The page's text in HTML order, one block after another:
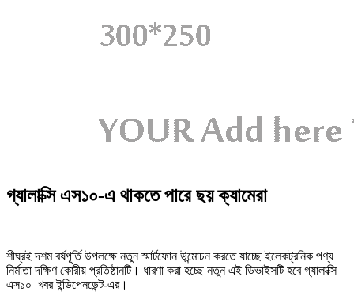
গ্যালাক্সি এস১০-এ থাকতে পারে ছয় ক্যামেরা
শীঘ্রই দশম বর্ষপূর্তি উপলক্ষে নতুন স্মার্টফোন উন্মোচন করতে যাচ্ছে ইলেকট্রনিক পণ্য
নির্মাতা দক্ষিণ কোরীয় প্রতিষ্ঠানটি। ধারণা করা হচ্ছে নতুন এই ডিভাইসটি হবে গ্যালাক্সি
এস১০–খবর ইন্ডিপেনডেন্ট-এর।